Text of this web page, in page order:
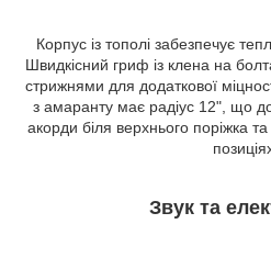
Корпус із тополі забезпечує
Швидкісний гриф із клена на
стрижнями для додаткової
з амаранту має радіус 12", що
акорди біля верхнього поріжка
Звук та